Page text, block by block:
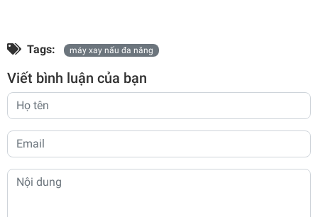
Tags: máy xay nấu đa năng
Viết bình luận của bạn